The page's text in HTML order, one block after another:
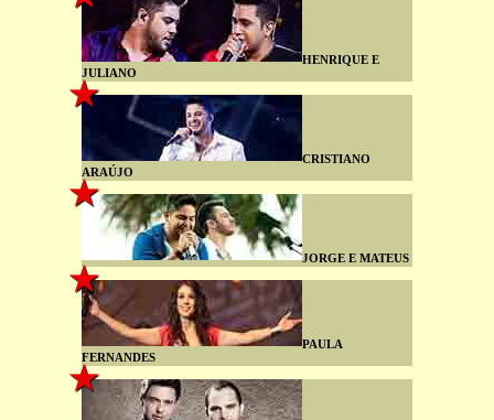
HENRIQUE E
JULIANO
CRISTIANO
ARAÚJO
JORGE E MATEUS
PAULA
FERNANDES